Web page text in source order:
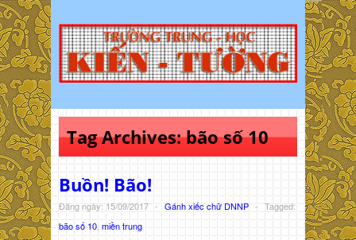
Tag Archives:bão số 10
Buồn! Bão!
Đăng ngày: 15/09/2017 - Gánh xiếc chữ DNNP - Tagged:
bão số 10 miền trung